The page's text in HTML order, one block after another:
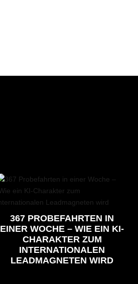
367 PROBEFAHRTEN IN
EINER WOCHE – WIE EIN KI-
CHARAKTER ZUM
INTERNATIONALEN
LEADMAGNETEN WIRD